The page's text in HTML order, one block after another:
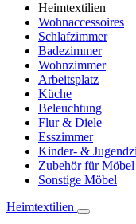
Heimtextilien
Wohnaccessoires
Schlafzimmer
Badezimmer
Wohnzimmer
Arbeitsplatz
Küche
Beleuchtung
Flur & Diele
Esszimmer
Kinder- &
Zubehör für Möbel
Sonstige Möbel
Heimtextilien